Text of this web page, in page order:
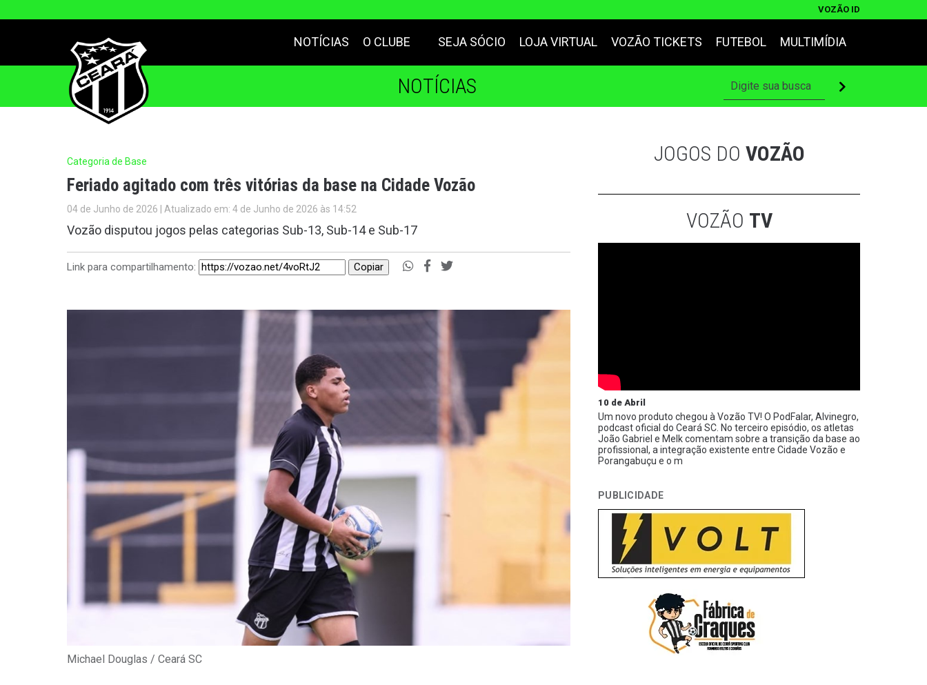
VOZÃO ID
NOTÍCIAS O CLUBE SEJA SÓCIO LOJA VIRTUAL VOZÃO TICKETS FUTEBOL MULTIMÍDIA
NOTÍCIAS
Categoria de Base
Feriado agitado com três vitórias da base na Cidade Vozão
04 de Junho de 2026 | Atualizado em: 4 de Junho de 2026 às 14:52
Vozão disputou jogos pelas categorias Sub-13, Sub-14 e Sub-17
Link para compartilhamento: Copiar
Michael Douglas / Ceará SC
JOGOS DO VOZÃO
VOZÃO TV
10 de Abril
Um novo produto chegou à Vozão TV! O PodFalar, Alvinegro,
podcast oficial do Ceará SC. No terceiro episódio, os atletas
João Gabriel e Melk comentam sobre a transição da base ao
profissional, a integração existente entre Cidade Vozão e
Porangabuçu e o m
PUBLICIDADE